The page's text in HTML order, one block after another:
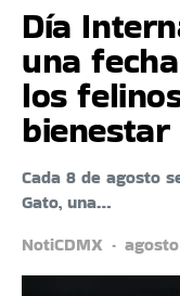
Día
una
los
bienestar
Cada 8 de agosto
Gato, una…
NotiCDMX